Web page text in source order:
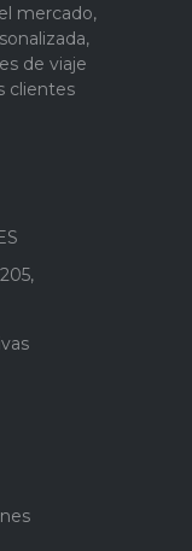
mercado,
de viaje
clientes